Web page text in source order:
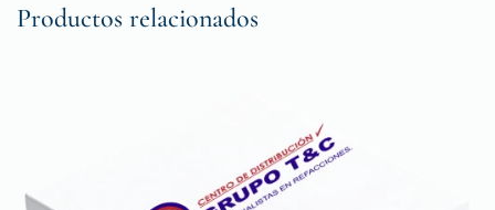
Productos relacionados